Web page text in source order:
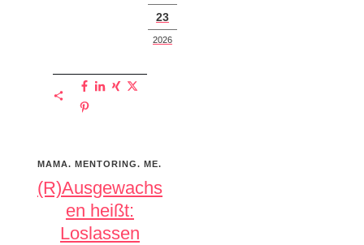
23
2026
MAMA. MENTORING. ME.
(R)Ausgewachs
en heißt:
Loslassen